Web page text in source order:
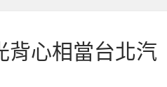
背心相當台北汽